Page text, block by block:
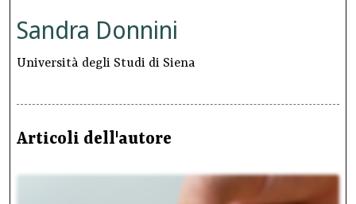
Sandra Donnini
Università degli Studi di Siena
Articoli dell'autore